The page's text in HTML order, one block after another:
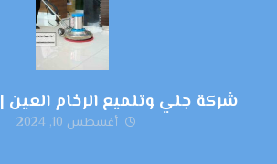
شركة جلي وتلميع الرخام العين |0545307678
أغسطس 10, 2024